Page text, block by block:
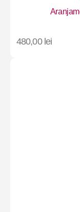
480,00 lei